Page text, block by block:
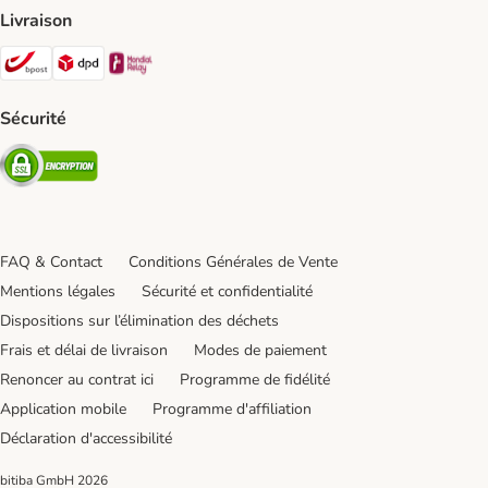
Livraison
Bpost Shipping Method
DPD Shipping Method
Sécurité
Security
FAQ & Contact
Conditions Générales de Vente
Mentions légales
Sécurité et confidentialité
Dispositions sur l’élimination des déchets
Frais et délai de livraison
Modes de paiement
Renoncer au contrat ici
Programme de fidélité
Application mobile
Programme d'affiliation
Déclaration d'accessibilité
bitiba GmbH 2026